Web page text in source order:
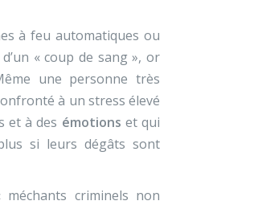
à feu automatiques ou
« coup de sang », or
une personne très
à un stress élevé
et à des émotions et qui
si leurs dégâts sont
criminels non